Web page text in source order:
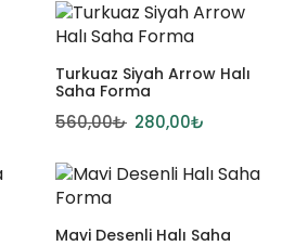
Turkuaz Siyah Arrow Halı
Saha Forma
560,00₺ 280,00₺
Mavi Desenli Halı Saha